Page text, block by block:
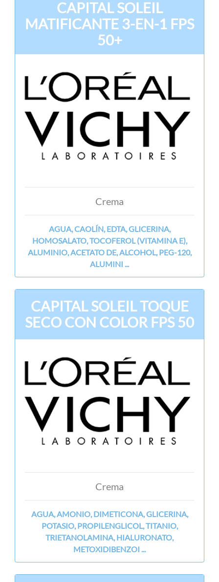
CAPITAL SOLEIL
MATIFICANTE 3-EN-1 FPS
50+
Crema
AGUA, CAOLÍN, EDTA, GLICERINA,
HOMOSALATO, TOCOFEROL (VITAMINA E),
ALUMINIO, ACETATO DE, ALCOHOL, PEG-120,
ALUMINI ...
CAPITAL SOLEIL TOQUE
SECO CON COLOR FPS 50
Crema
AGUA, AMONIO, DIMETICONA, GLICERINA,
POTASIO, PROPILENGLICOL, TITANIO,
TRIETANOLAMINA, HIALURONATO,
METOXIDIBENZOI ...